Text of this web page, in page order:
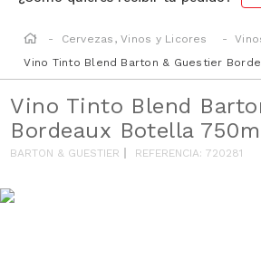
Cervezas, Vinos y Licores
Vino Tinto Blend Barton & Guestier
Vino Tinto Blend
Bordeaux Botella
BARTON & GUESTIER REFERENCIA:720281